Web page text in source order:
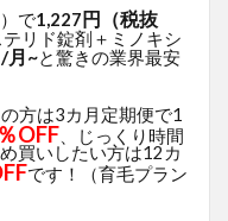
で1,227円（税抜
テリド錠剤＋ミノキシ
月~と驚きの業界最安
方は3カ月定期便で1
OFF 、じっくり時間
買いしたい方は12カ
です！（育毛プラン